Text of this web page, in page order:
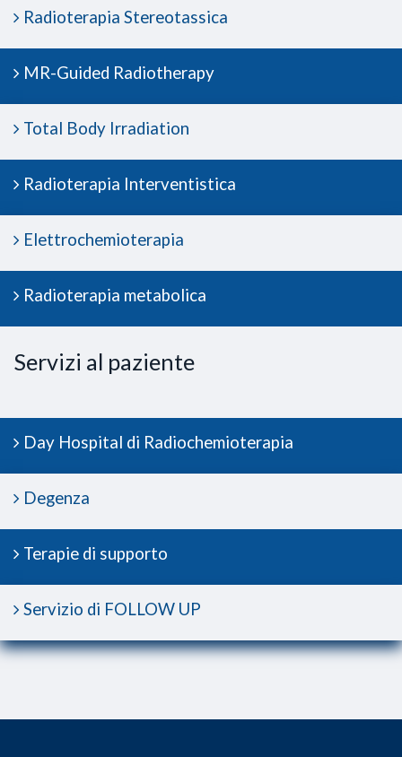
Radioterapia Stereotassica
MR-Guided Radiotherapy
Total Body Irradiation
Radioterapia Interventistica
Elettrochemioterapia
Radioterapia metabolica
Servizi al paziente
Day Hospital di Radiochemioterapia
Degenza
Terapie di supporto
Servizio di FOLLOW UP